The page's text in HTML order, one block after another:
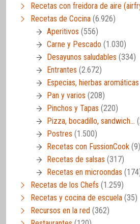
Recetas con freidora de aire
Recetas de Cocina (6.926)
Aperitivos (556)
Carne y Pescado (1.030)
Desayunos saludables (334)
Entrantes (2.672)
Especias, hierbas aromáticas
Pan y varios (208)
Pinchos y Tapas (220)
Pizza, bocadillo, sandwich…
Postres (1.500)
Recetas con FussionCook (9)
Recetas de salsas (317)
Recetas en microondas
Recetas de los Chefs (1.259)
Recetas y cocina de escuela (35)
Recursos en la red (362)